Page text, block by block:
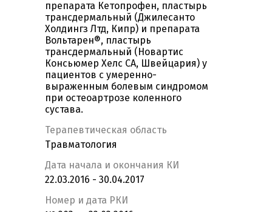
препарата Кетопрофен, пластырь
трансдермальный (Джилесанто
Холдингз Лтд, Кипр) и препарата
Вольтарен®, пластырь
трансдермальный (Новартис
Консьюмер Хелс СА, Швейцария) у
пациентов с умеренно-
выраженным болевым синдромом
при остеоартрозе коленного
сустава.
Терапевтическая область
Травматология
Дата начала и окончания КИ
22.03.2016 - 30.04.2017
Номер и дата РКИ